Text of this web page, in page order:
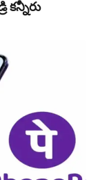
కన్నీరు